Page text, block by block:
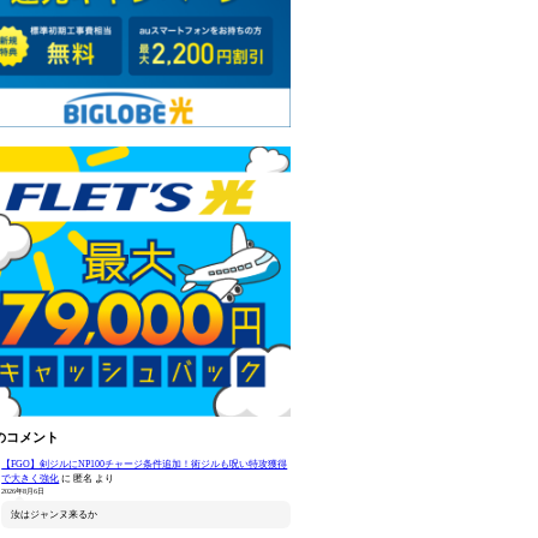
コメント
【FGO】剣ジルにNP100チャージ条件追加！術ジルも呪い特攻獲得
で大きく強化 に 匿名 より
2026年8月6日
汝はジャンヌ来るか